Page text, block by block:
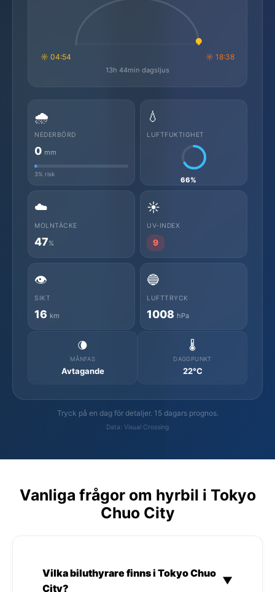
☼ 04:54 ☼ 18:38
13h 44min dagsljus
🌧️
NEDERBÖRD
0 mm
3% risk
💧
LUFTFUKTIGHET
66%
☁️
MOLNTÄCKE
47%
☀️
UV-INDEX
9
👁️
SIKT
16 km
🔵
LUFTTRYCK
1008 hPa
🌘
MÅNFAS
Avtagande
🌡️
DAGGPUNKT
22°C
Tryck på en dag för detaljer. 15 dagars prognos.
Data: Visual Crossing
Vanliga frågor om hyrbil i Tokyo
Chuo City
Vilka biluthyrare finns i Tokyo Chuo
City?
▼